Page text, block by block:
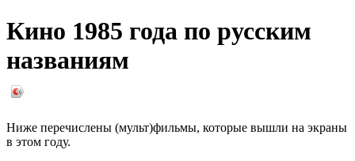
Кино 1985 года по русским
названиям
Ниже перечислены (мульт)фильмы, которые вышли на экраны
в этом году.